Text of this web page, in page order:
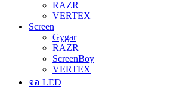
RAZR
VERTEX
Screen
Gygar
RAZR
ScreenBoy
VERTEX
จอ LED